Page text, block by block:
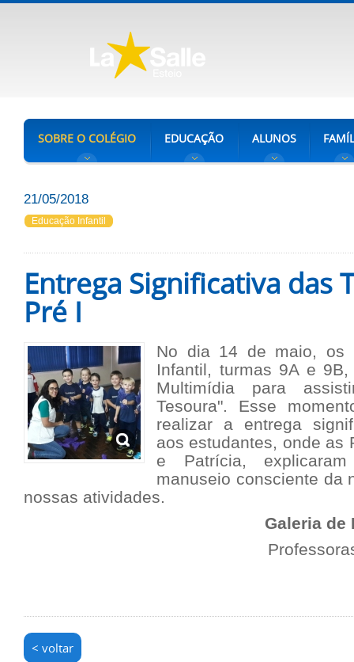
SOBRE O COLÉGIO EDUCAÇÃO ALUNOS
21/05/2018
Educação Infantil
Entrega Significativa das
Pré I
No dia 14 de maio, os
Infantil, turmas 9A e
Multimídia para
Tesoura". Esse
realizar a entrega
aos estudantes, onde as
e Patrícia,
manuseio consciente da
nossas atividades.
Galeria de
< voltar